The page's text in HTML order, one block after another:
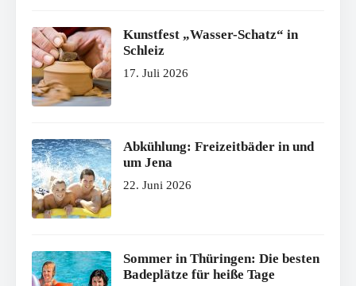
Kunstfest „Wasser-Schatz“ in
Schleiz
17. Juli 2026
Abkühlung: Freizeitbäder in und
um Jena
22. Juni 2026
Sommer in Thüringen: Die besten
Badeplätze für heiße Tage